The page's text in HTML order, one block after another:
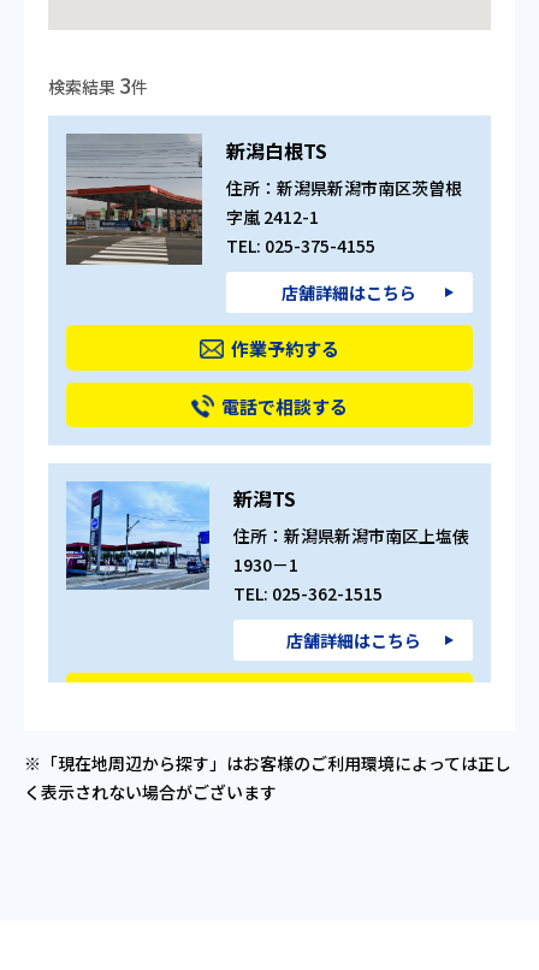
検索結果 3件
新潟白根TS
住所：新潟県新潟市南区茨曽根
字嵐 2412-1
TEL: 025-375-4155
店舗詳細はこちら
作業予約する
電話で相談する
新潟TS
住所：新潟県新潟市南区上塩俵
1930－1
TEL: 025-362-1515
店舗詳細はこちら
電話で相談する
※「現在地周辺から探す」はお客様のご利用環境によっては正し
く表示されない場合がございます